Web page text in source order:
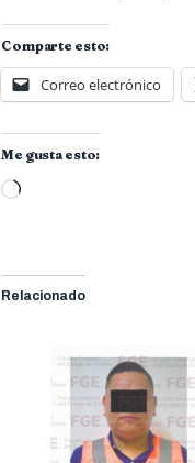
Comparte esto:
Correo electrónico
Me gusta esto:
Cargando...
Relacionado